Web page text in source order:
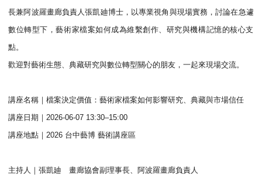
長兼阿波羅畫廊負責人張凱廸博士， 以專業視角與現場實務，討論在急遽
數位轉型下，藝術家檔案如何成為維繫創作、研究與機構記憶的核心支
點。
歡迎對藝術生態、典藏研究與數位轉型關心的朋友，一起來現場交流。
講座名稱｜檔案決定價值：藝術家檔案如何影響研究、典藏與市場信任
講座日期｜2026-06-07 13:30–15:00
講座地點｜2026 台中藝博 藝術講座區
主持人｜張凱廸 畫廊協會副理事長、阿波羅畫廊負責人